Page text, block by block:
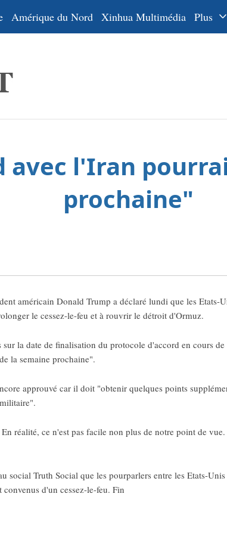
Amérique du Nord Xinhua Multimédia Plus
avec l'Iran
prochaine"
américain Donald Trump a déclaré lundi que les Etats-
le cessez-le-feu et à rouvrir le détroit d'Ormuz.
la date de finalisation du protocole d'accord en cours
la semaine prochaine".
approuvé car il doit "obtenir quelques points
réalité, ce n'est pas facile non plus de notre point de
social Truth Social que les pourparlers entre les Etats-
d'un cessez-le-feu. Fin